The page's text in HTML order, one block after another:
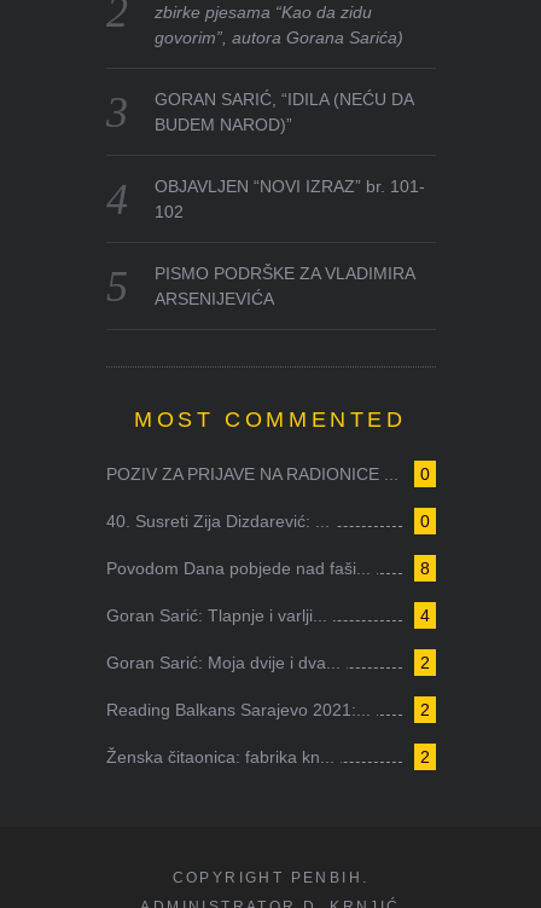
zbirke pjesama “Kao da zidu
govorim”, autora Gorana Sarića)
GORAN SARIĆ, “IDILA (NEĆU DA
BUDEM NAROD)”
OBJAVLJEN “NOVI IZRAZ” br. 101-
102
PISMO PODRŠKE ZA VLADIMIRA
ARSENIJEVIĆA
MOST COMMENTED
0
POZIV ZA PRIJAVE NA RADIONICE ...
0
40. Susreti Zija Dizdarević: ...
8
Povodom Dana pobjede nad faši...
4
Goran Sarić: Tlapnje i varlji...
2
Goran Sarić: Moja dvije i dva...
2
Reading Balkans Sarajevo 2021:...
2
Ženska čitaonica: fabrika kn...
COPYRIGHT PENBIH.